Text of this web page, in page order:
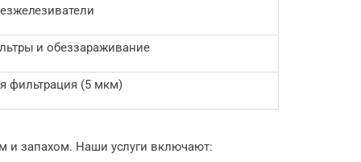
и обеззараживание
фильтрация (5 мкм)
запахом. Наши услуги включают: